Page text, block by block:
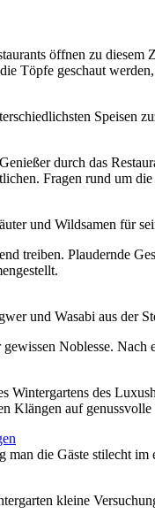
öffnen zu
Töpfe geschaut
Speisen
durch das
Fragen rund um
und Wildsamen für
treiben. Plaudernde
und Wasabi aus der
Noblesse.
des
Klängen auf genussvolle
man die Gäste stilecht
kleine